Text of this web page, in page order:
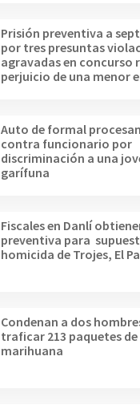
Prisión preventiva a
por tres presuntas
agravadas en concurso
perjuicio de una menor
Auto de formal
contra funcionario por
discriminación a una
garífuna
Fiscales en Danlí
preventiva para
homicida de Trojes, El
Condenan a dos
traficar 213 paquetes de
marihuana